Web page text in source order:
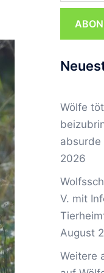
Wölfe
absurde
2026
V. mit
August
Weitere